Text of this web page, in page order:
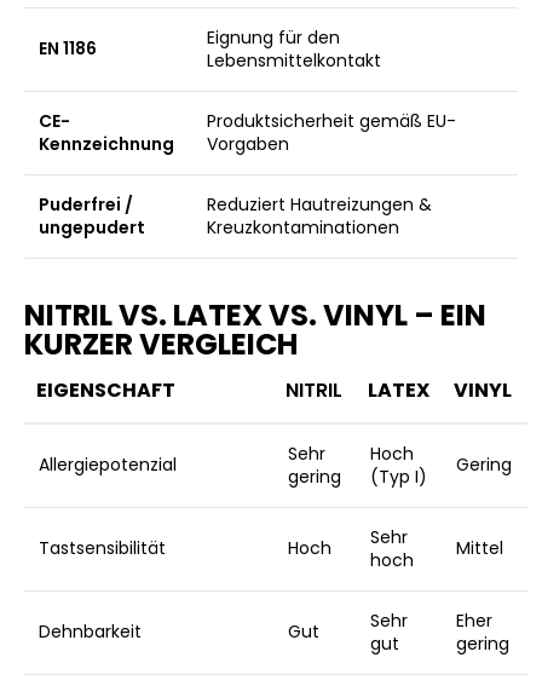
EN 1186
Eignung für den
Lebensmittelkontakt
CE-
Kennzeichnung
Produktsicherheit gemäß EU-
Vorgaben
Puderfrei /
ungepudert
Reduziert Hautreizungen &
Kreuzkontaminationen
NITRIL VS. LATEX VS. VINYL – EIN
KURZER VERGLEICH
EIGENSCHAFT NITRIL LATEX VINYL
Allergiepotenzial
Sehr
gering
Hoch
(Typ I)
Gering
Tastsensibilität Hoch
Sehr
hoch
Mittel
Dehnbarkeit Gut
Sehr
gut
Eher
gering